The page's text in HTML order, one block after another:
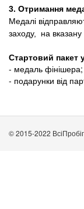
3. Отримання
Медалі
заходу, на вказану
Стартовий пакет
- медаль фінішера;
- подарунки від
© 2015-2022